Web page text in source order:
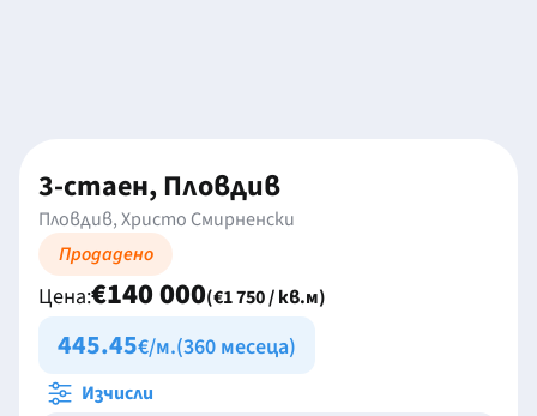
3-стаен, Пловдив
Пловдив, Христо Смирненски
Продадено
Цена:€140 000(€1 750 / кв.м)
445.45€/м.(360 месеца)
Изчисли